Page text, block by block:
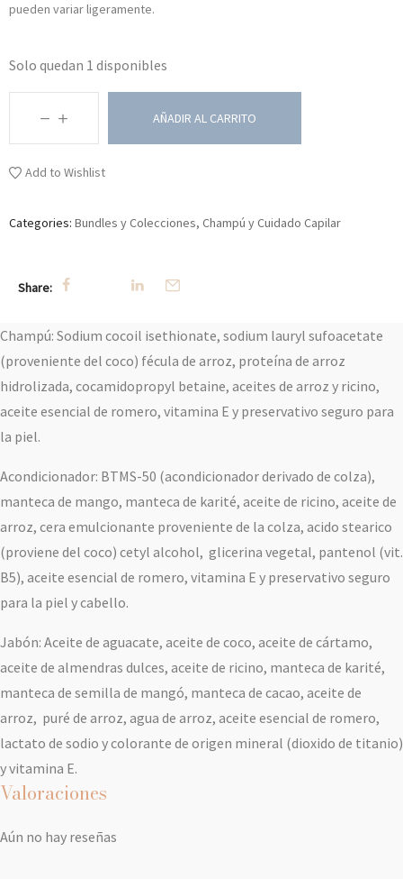
pueden variar ligeramente.
Solo quedan 1 disponibles
AÑADIR AL CARRITO
Add to Wishlist
Categories: Bundles y Colecciones, Champú y Cuidado Capilar
Share:
Champú: Sodium cocoil isethionate, sodium lauryl sufoacetate
(proveniente del coco) fécula de arroz, proteína de arroz
hidrolizada, cocamidopropyl betaine, aceites de arroz y ricino,
aceite esencial de romero, vitamina E y preservativo seguro para
la piel.
Acondicionador: BTMS-50 (acondicionador derivado de colza),
manteca de mango, manteca de karité, aceite de ricino, aceite de
arroz, cera emulcionante proveniente de la colza, acido stearico
(proviene del coco) cetyl alcohol, glicerina vegetal, pantenol (vit.
B5), aceite esencial de romero, vitamina E y preservativo seguro
para la piel y cabello.
Jabón: Aceite de aguacate, aceite de coco, aceite de cártamo,
aceite de almendras dulces, aceite de ricino, manteca de karité,
manteca de semilla de mangó, manteca de cacao, aceite de
arroz, puré de arroz, agua de arroz, aceite esencial de romero,
lactato de sodio y colorante de origen mineral (dioxido de titanio)
y vitamina E.
Valoraciones
Aún no hay reseñas